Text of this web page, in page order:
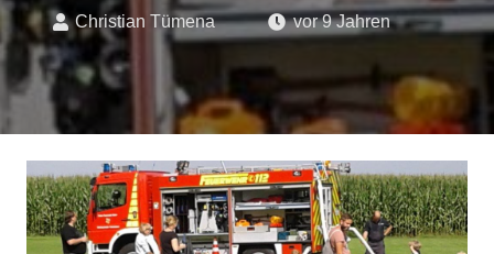
Christian Tümena vor 9 Jahren